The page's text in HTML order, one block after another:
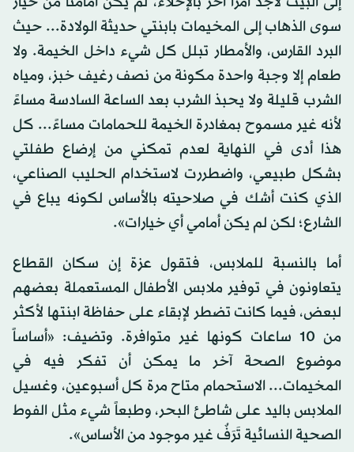
سوى الذهاب إلى المخيمات بابنتي حديثة الولادة... حيث
البرد القارس، والأمطار تبلل كل شيء داخل الخيمة. ولا
طعام إلا وجبة واحدة مكونة من نصف رغيف خبز، ومياه
الشرب قليلة ولا يحبذ الشرب بعد الساعة السادسة مساءً
لأنه غير مسموح بمغادرة الخيمة للحمامات مساءً... كل
هذا أدى في النهاية لعدم تمكني من إرضاع طفلتي
بشكل طبيعي، واضطررت لاستخدام الحليب الصناعي،
الذي كنت أشك في صلاحيته بالأساس لكونه يباع في
الشارع؛ لكن لم يكن أمامي أي خيارات».
أما بالنسبة للملابس، فتقول عزة إن سكان القطاع
يتعاونون في توفير ملابس الأطفال المستعملة بعضهم
لبعض، فيما كانت تضطر لإبقاء على حفاظة ابنتها لأكثر
من 10 ساعات كونها غير متوافرة. وتضيف: «أساساً
موضوع الصحة آخر ما يمكن أن تفكر فيه في
المخيمات... الاستحمام متاح مرة كل أسبوعين، وغسيل
الملابس باليد على شاطئ البحر، وطبعاً شيء مثل الفوط
الصحية النسائية تَرَفٌ غير موجود من الأساس».